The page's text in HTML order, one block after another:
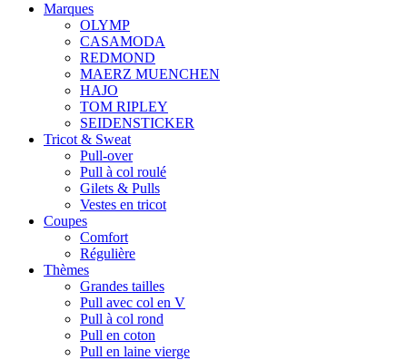
Marques
OLYMP
CASAMODA
REDMOND
MAERZ MUENCHEN
HAJO
TOM RIPLEY
SEIDENSTICKER
Tricot & Sweat
Pull-over
Pull à col roulé
Gilets & Pulls
Vestes en tricot
Coupes
Comfort
Régulière
Thèmes
Grandes tailles
Pull avec col en V
Pull à col rond
Pull en coton
Pull en laine vierge